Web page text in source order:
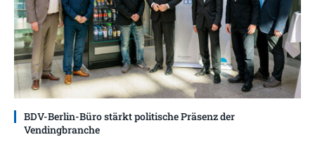
BDV-Berlin-Büro stärkt politische Präsenz der
Vendingbranche